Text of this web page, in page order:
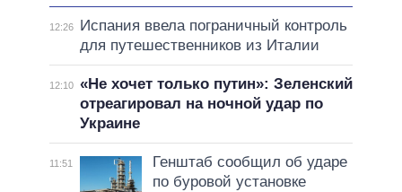
12:26
Испания ввела пограничный контроль
для путешественников из Италии
12:10 «Не хочет только путин»: Зеленский
отреагировал на ночной удар по
Украине
11:51
Генштаб сообщил об ударе
по буровой установке